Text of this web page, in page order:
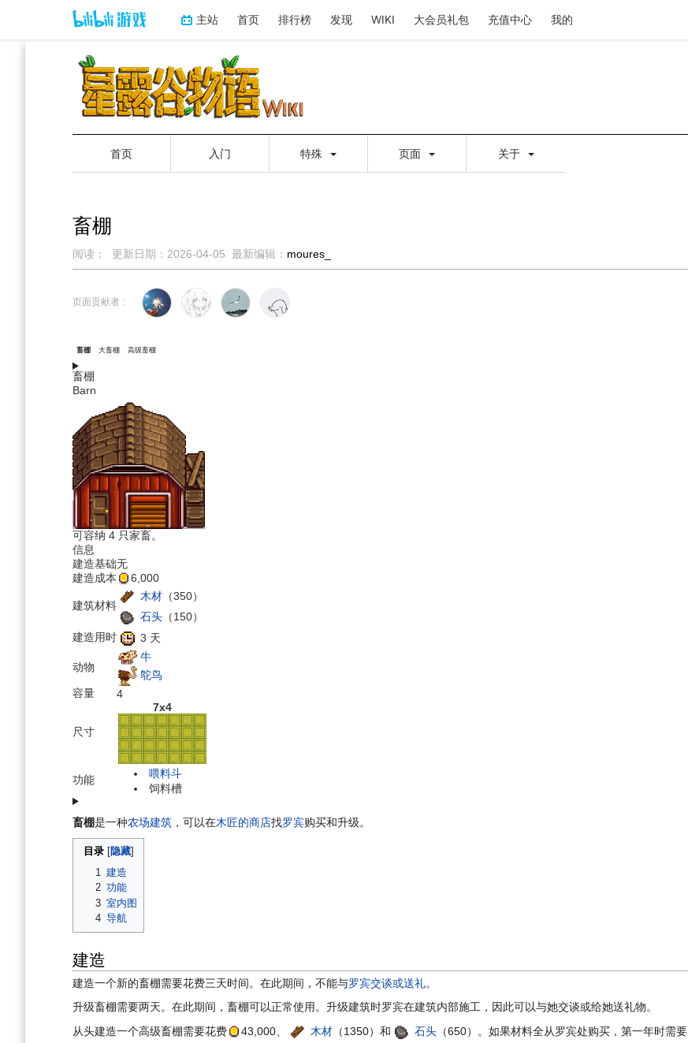
主站 首页 排行榜 发现 WIKI 大会员礼包 充值中心 我的
首页 入门 特殊 页面 关于
畜棚
阅读： 更新日期： 2026-04-05 最新编辑： moures_
到
到
页面贡献者 :
畜棚 大畜棚 高级畜棚
畜棚
Barn
可容纳 4 只家畜。
信息
建造基础无
建造成本
6,000
建筑材料
木材 （350）
石头 （150）
建造用时
3 天
动物
牛
鸵鸟
容量
4
尺寸
7x4
功能
喂料斗
饲料槽
畜棚是一种农场建筑 ，可以在木匠的商店找罗宾购买和升级。
目录
1 建造
2 功能
3 室内图
4 导航
建造
建造一个新的畜棚需要花费三天时间。在此期间，不能与罗宾交谈或送礼。
升级畜棚需要两天。在此期间，畜棚可以正常使用。升级建筑时罗宾在建筑内部施工，因此可以与她交谈或给她送礼物。
从头建造一个高级畜棚需要花费
43,000 木材 （1350） 和 石头 （650） 。如果材料全从罗宾处购买，第一年时需要